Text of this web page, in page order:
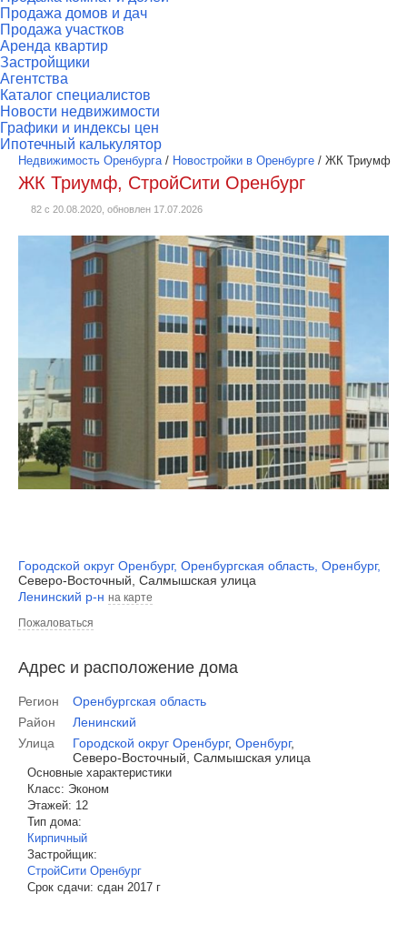
Продажа домов и дач
Продажа участков
Аренда квартир
Застройщики
Агентства
Каталог специалистов
Новости недвижимости
Графики и индексы цен
Ипотечный калькулятор
Недвижимость Оренбурга/ Новостройки в Оренбурге / ЖК Триумф
ЖК Триумф, СтройСити Оренбург
82 с 20.08.2020, обновлен 17.07.2026
Городской округ Оренбург, Оренбургская область Оренбург,
Северо-Восточный, Салмышская улица
Ленинский р-н на карте
Пожаловаться
Адрес и расположение дома
Регион
Оренбургская область
Район
Ленинский
Улица
Городской округ Оренбург, Оренбург,
Северо-Восточный, Салмышская улица
Основные характеристики
Класс: Эконом
Этажей: 12
Тип дома:
Кирпичный
Застройщик:
СтройСити Оренбург
Срок сдачи: сдан 2017 г